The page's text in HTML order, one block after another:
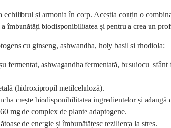
și armonia în corp. Aceștia conțin o
îmbunătăți biodisponibilitatea și pentru a crea un
cu ginseng, ashwandha, holy basil si rhodiola:
fermentat, ashwagandha fermentată, busuiocul sfânt
(hidroxipropil metilceluloză).
crește biodisponibilitatea ingredientelor și
mg de complex de plante adaptogene.
de energie și îmbunătățesc reziliența la stres.